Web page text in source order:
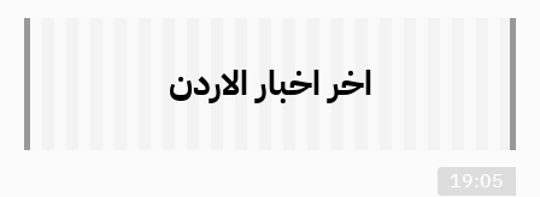
اخر اخبار الاردن
19:05